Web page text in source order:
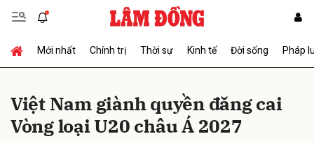
Mới nhất Chính trị Thời sự Kinh tế Đời sống Pháp
Việt Nam giành quyền đăng cai
Vòng loại U20 châu Á 2027
Gửi bình luận